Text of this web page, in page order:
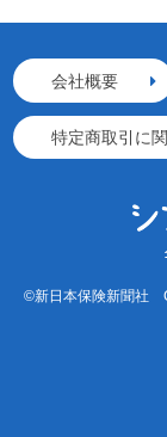
会社概要
特定商取引に
©新日本保険新聞社